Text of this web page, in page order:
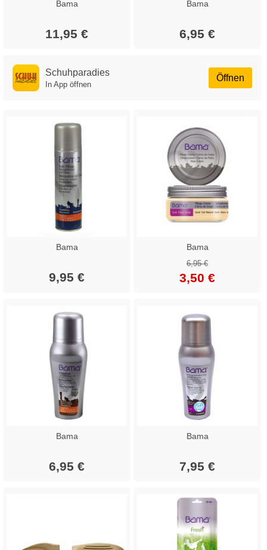
Bama
11,95 €
Bama
6,95 €
Öffnen
Schuhparadies
In App öffnen
Bama
9,95 €
Bama
6,95 €
3,50 €
Bama
6,95 €
Bama
7,95 €